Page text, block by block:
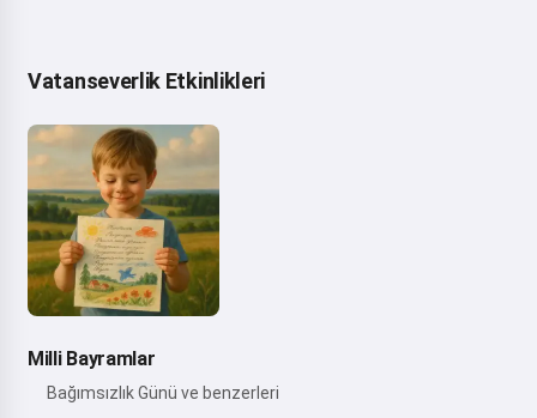
Vatanseverlik Etkinlikleri
Milli Bayramlar
Bağımsızlık Günü ve benzerleri